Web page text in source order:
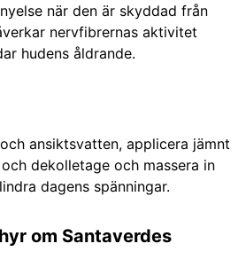
när den är skyddad från
nervfibrernas aktivitet
hudens åldrande.
ansiktsvatten, applicera jämnt
dekolletage och massera in
dagens spänningar.
om Santaverdes